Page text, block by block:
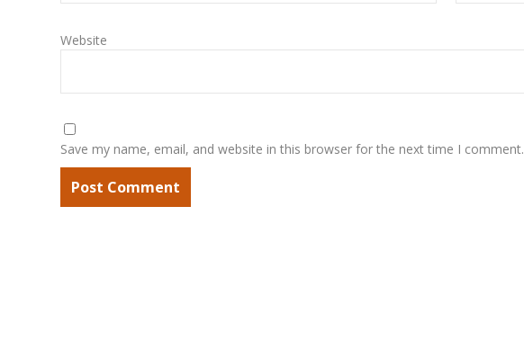
Website
Save my name, email, and website in this browser for the next time I comment.